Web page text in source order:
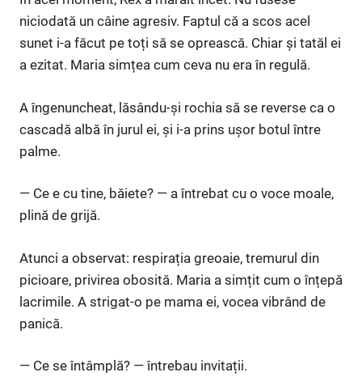
niciodată un câine agresiv. Faptul că a scos acel
sunet i-a făcut pe toți să se oprească. Chiar și tatăl ei
a ezitat. Maria simțea cum ceva nu era în regulă.
A îngenuncheat, lăsându-și rochia să se reverse ca o
cascadă albă în jurul ei, și i-a prins ușor botul între
palme.
— Ce e cu tine, băiete? — a întrebat cu o voce moale,
plină de grijă.
Atunci a observat: respirația greoaie, tremurul din
picioare, privirea obosită. Maria a simțit cum o înțepă
lacrimile. A strigat-o pe mama ei, vocea vibrând de
panică.
— Ce se întâmplă? — întrebau invitații.